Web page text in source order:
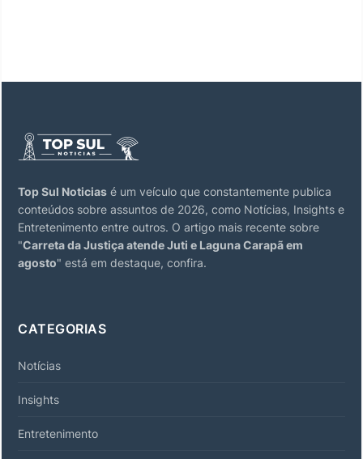
Top Sul Noticias é um veículo que constantemente publica
conteúdos sobre assuntos de 2026, como Notícias, Insights e
Entretenimento entre outros. O artigo mais recente sobre
"Carreta da Justiça atende Juti e Laguna Carapã em
agosto" está em destaque, confira.
CATEGORIAS
Notícias
Insights
Entretenimento